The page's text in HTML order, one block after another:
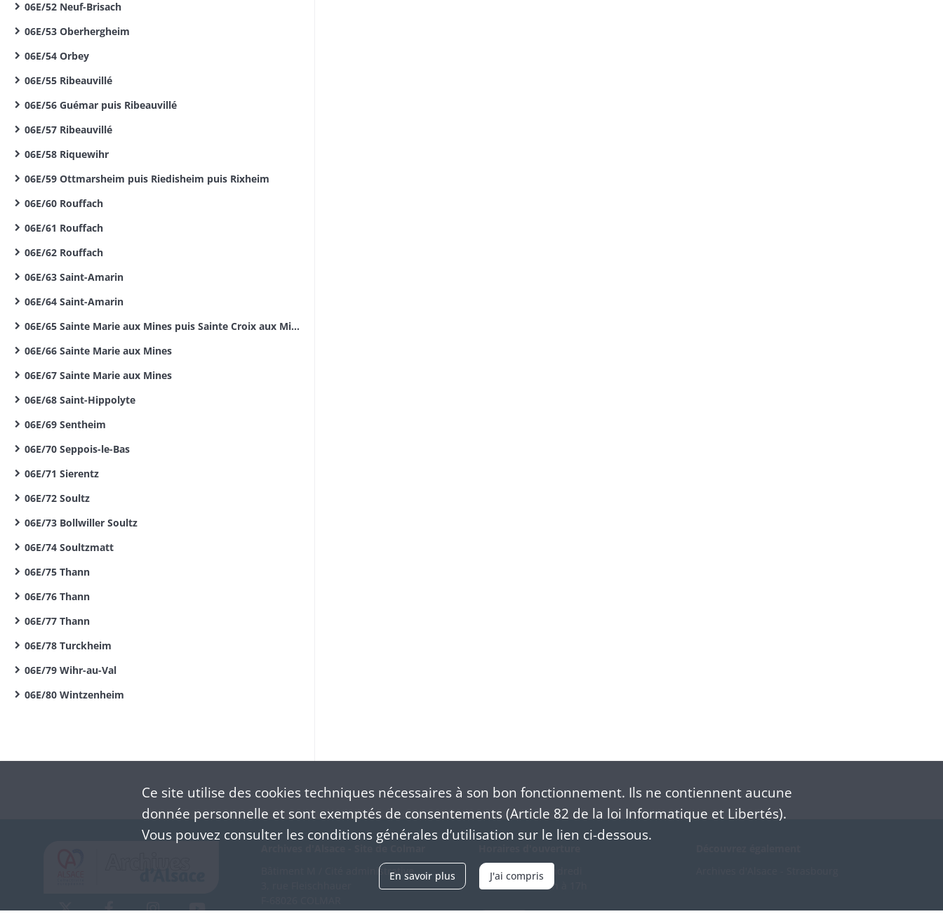
06E/52 Neuf-Brisach
06E/53 Oberhergheim
06E/54 Orbey
06E/55 Ribeauvillé
06E/56 Guémar puis Ribeauvillé
06E/57 Ribeauvillé
06E/58 Riquewihr
06E/59 Ottmarsheim puis Riedisheim puis Rixheim
06E/60 Rouffach
06E/61 Rouffach
06E/62 Rouffach
06E/63 Saint-Amarin
06E/64 Saint-Amarin
06E/65 Sainte Marie aux Mines puis Sainte Croix aux Mines
06E/66 Sainte Marie aux Mines
06E/67 Sainte Marie aux Mines
06E/68 Saint-Hippolyte
06E/69 Sentheim
06E/70 Seppois-le-Bas
06E/71 Sierentz
06E/72 Soultz
06E/73 Bollwiller Soultz
06E/74 Soultzmatt
06E/75 Thann
06E/76 Thann
06E/77 Thann
06E/78 Turckheim
06E/79 Wihr-au-Val
06E/80 Wintzenheim
Bâtiment M / Cité administrative
Du mardi au vendredi
en continu de 9h à 17h
Ce site utilise des cookiestechniques nécessaires à son bon fonctionnement. Ils ne contiennent aucune
donnée personnelle et sont exemptés de consentements (Article 82 de la loi Informatique et Libertés).
Vous pouvez consulter les conditions générales d’utilisation sur le lien ci-dessous.
En savoir plus J'ai compris